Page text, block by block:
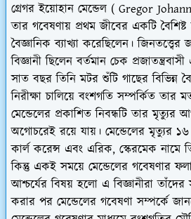
গ্রেগর ইয়োহান মেন্ডেল ( Gregor
তার গবেষণায় প্রথম জীবের একটি বৈশিষ্ট
বৈজ্ঞানিক ব্যাখ্যা করেছিলেন।
বিজ্ঞানী ছিলেন বর্তমান চেক
সাত বছর তিনি মটর শুঁটি গাছের বিভিন্ন
নিরীক্ষা চালিয়ে বংশগতি সম্পর্কিত তার
মেন্ডেলের প্রকাশিত নিবন্ধটি তার মৃত্যুর
অগোচরেই রয়ে যায়। মেন্ডেলের মৃত্যুর
কার্ল করেন্স এবং এরিক, স্কেরমেক নামে
কিন্তু একই সময়ে মেন্ডেলের গবেষণার
আশ্চর্যের বিষয় হলো এ বিজ্ঞানীরা তাঁদের
করার পর মেন্ডেলের গবেষণা সম্পর্কে